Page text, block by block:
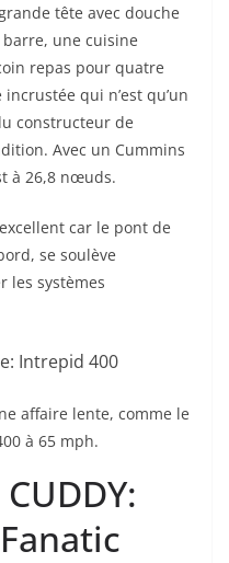
tête avec douche
une cuisine
repas pour quatre
qui n’est qu’un
constructeur de
Avec un Cummins
à 26,8 nœuds.
car le pont de
se soulève
les systèmes
affaire lente, comme le
à 65 mph.